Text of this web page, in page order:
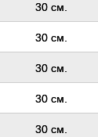
30 см.
30 см.
30 см.
30 см.
30 см.